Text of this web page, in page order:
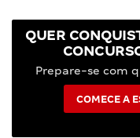
QUER
Prepare-se com
COMECE A